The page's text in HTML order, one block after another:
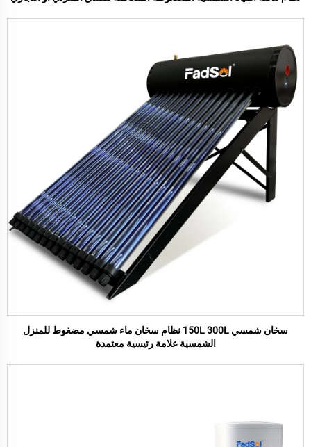
سخان شمسي 150L 300L نظام سخان ماء شمسي مضغوط للمنزل
الشمسية علامة رئيسية معتمدة